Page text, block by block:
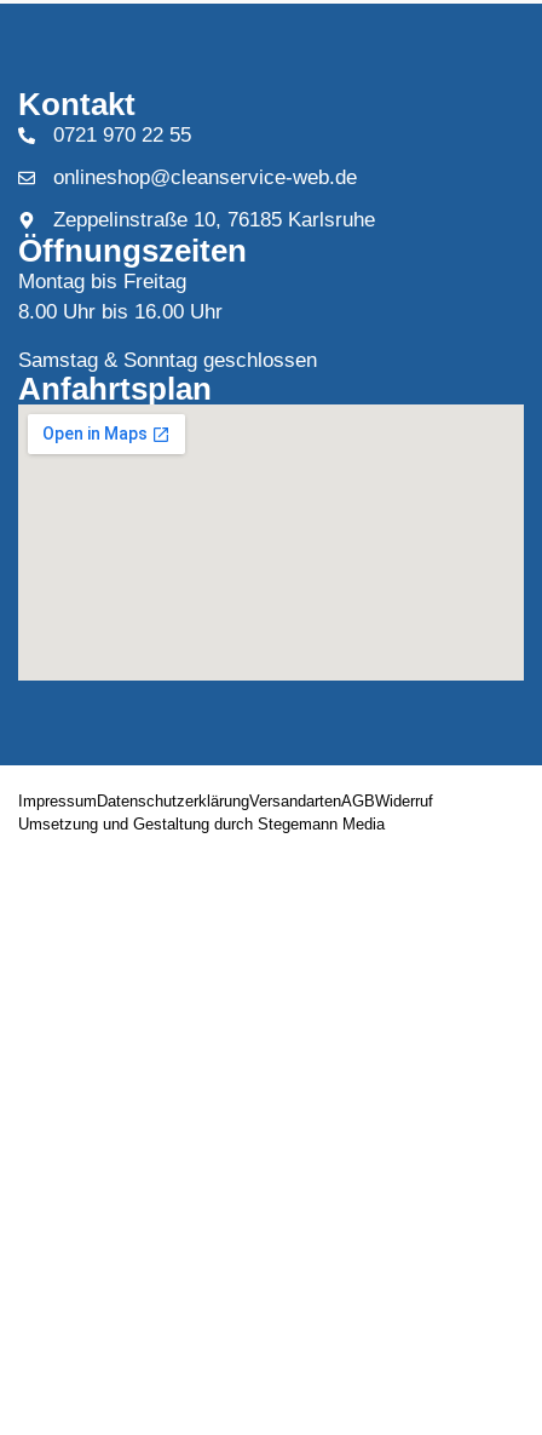
Kontakt
0721 970 22 55
onlineshop@cleanservice-web.de
Zeppelinstraße 10, 76185 Karlsruhe
Öffnungszeiten
Montag bis Freitag
8.00 Uhr bis 16.00 Uhr
Samstag & Sonntag geschlossen
Anfahrtsplan
Impressum DatenschutzerklärungVersandartenAGBWiderruf
Umsetzung und Gestaltung durch Stegemann Media